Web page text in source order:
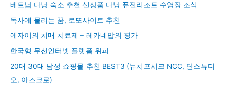
베트남 다낭 숙소 추천 신상품 다낭 퓨전리조트 수영장 조식
독사에 물리는 꿈, 로또사이트 추천
에자이의 치매 치료제 – 레카네맙의 평가
한국형 무선인터넷 플랫폼 위피
20대 30대 남성 쇼핑몰 추천 BEST3 (뉴치프시크 NCC, 단스튜디
오, 아즈크로)